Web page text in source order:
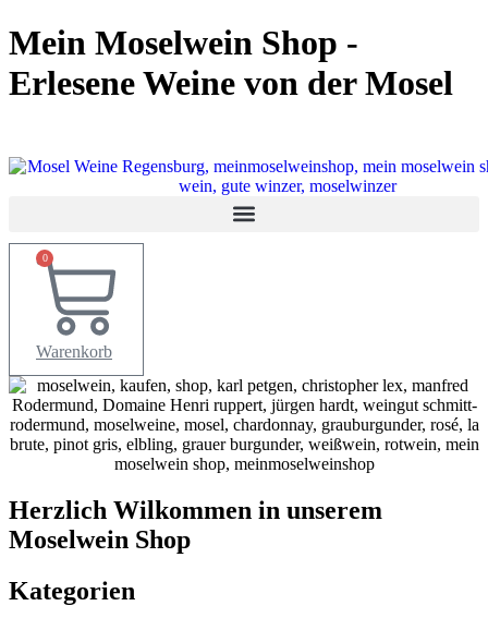
Zum
Inhalt
springen
Mein Moselwein Shop -
Erlesene Weine von der Mosel
0
Warenkorb
Herzlich Wilkommen in unserem
Moselwein Shop
Kategorien